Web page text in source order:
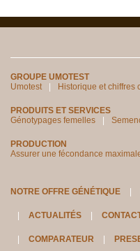
GROUPE UMOTEST
Umotest
Historique et chiffres
PRODUITS ET SERVICES
Génotypages femelles
PRODUCTION
Assurer une fécondance
NOTRE OFFRE GÉNÉTIQUE
ACTUALITÉS
COMPARATEUR